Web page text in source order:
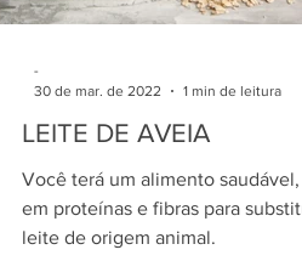
LEITE DE AVEIA
Você terá um alimento saudável,
em proteínas e fibras para
leite de origem animal.
-
30 de mar. de 2022
1 min de leitura